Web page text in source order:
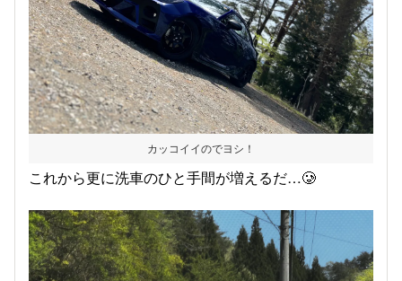
カッコイイのでヨシ！
これから更に洗車のひと手間が増えるだ…🥲